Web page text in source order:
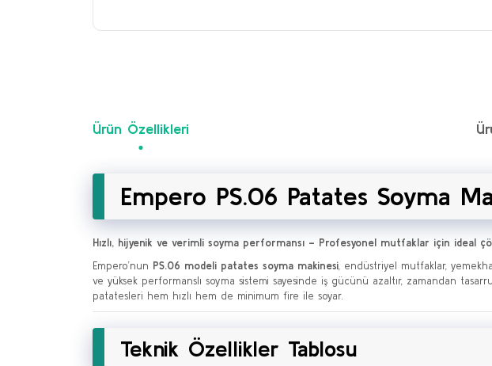
Ürün Özellikleri
Empero PS.06 Patates Soyma
Hızlı, hijyenik ve verimli soyma performansı – Profesyonel mutfaklar için ideal
Empero’nun PS.06 modeli patates soyma makinesi, endüstriyel mutfaklar,
ve yüksek performanslı soyma sistemi sayesinde iş gücünü azaltır, zamandan
patatesleri hem hızlı hem de minimum fire ile soyar.
Teknik Özellikler Tablosu